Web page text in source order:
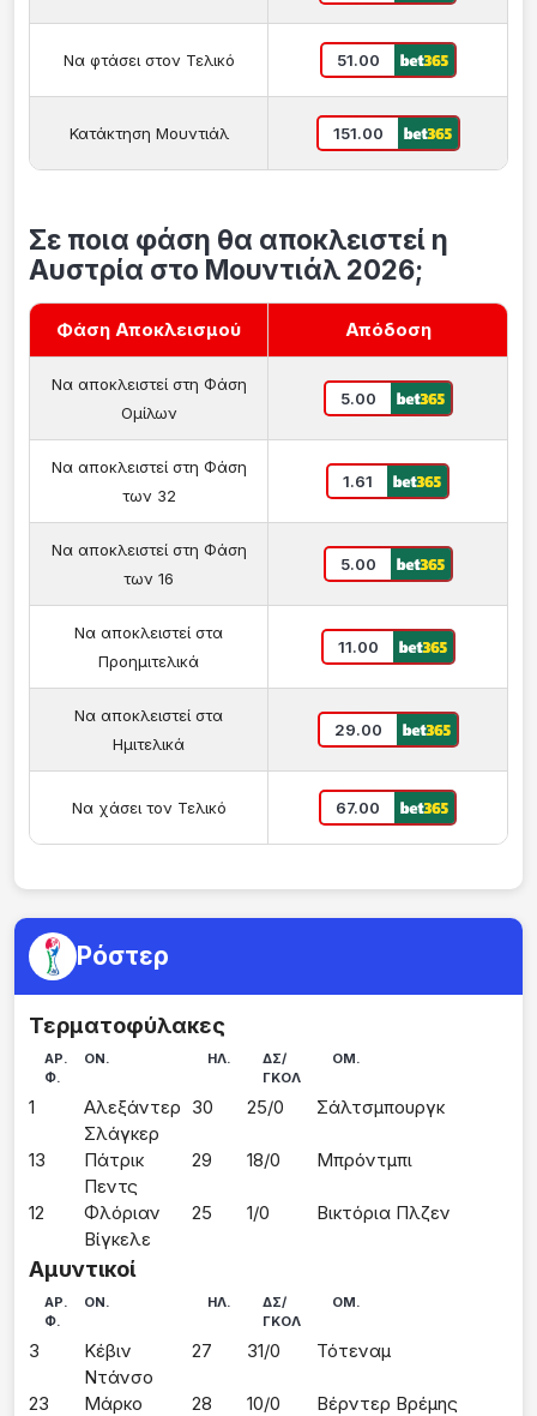
Να φτάσει στον Τελικό 51.00
Κατάκτηση Μουντιάλ 151.00
Σε ποια φάση θα αποκλειστεί η
Αυστρία στο Μουντιάλ 2026;
Φάση Αποκλεισμού Απόδοση
Να αποκλειστεί στη Φάση
Ομίλων
5.00
Να αποκλειστεί στη Φάση
των 32
1.61
Να αποκλειστεί στη Φάση
των 16
5.00
Να αποκλειστεί στα
Προημιτελικά
11.00
Να αποκλειστεί στα
Ημιτελικά
29.00
Να χάσει τον Τελικό 67.00
Ρόστερ
Τερματοφύλακες
ΑΡ.
Φ.
ΟΝ. ΗΛ.
ΔΣ/
ΓΚΟΛ
ΟΜ.
1
Αλεξάντερ
Σλάγκερ
30 25/0 Σάλτσμπουργκ
13
Πάτρικ
Πεντς
29 18/0 Μπρόντμπι
12
Φλόριαν
Βίγκελε
25 1/0 Βικτόρια Πλζεν
Αμυντικοί
ΑΡ.
Φ.
ΟΝ. ΗΛ.
ΔΣ/
ΓΚΟΛ
ΟΜ.
3
Κέβιν
Ντάνσο
27 31/0 Τότεναμ
23
Μάρκο
28 10/0 Βέρντερ Βρέμης